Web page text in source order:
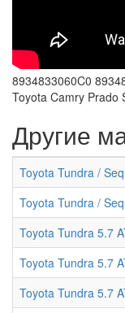
8934833060C0
Toyota Camry Prado
Другие
Toyota Tundra /
Toyota Tundra /
Toyota Tundra 5.7
Toyota Tundra 5.7
Toyota Tundra 5.7